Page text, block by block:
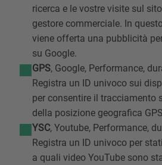
ricerca e le vostre visite sul
gestore commerciale. In
viene offerta una pubblicità
su Google.
GPS, Google, Performance,
Registra un ID univoco sui
per consentire il tracciamento
della posizione geografica
YSC, Youtube, Performance,
Registra un ID univoco per
a quali video YouTube sono